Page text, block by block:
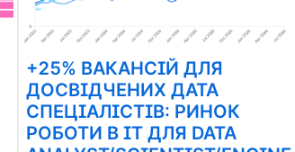
+25% ВАКАНСІЙ ДЛЯ
ДОСВІДЧЕНИХ ДАТА
СПЕЦІАЛІСТІВ: РИНОК
РОБОТИ В ІТ ДЛЯ DATA